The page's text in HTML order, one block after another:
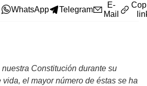
WhatsApp Telegram
E-
Mail
Constitución durante su
el mayor número de éstas se ha